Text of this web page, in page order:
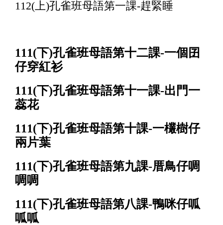
112(上)孔雀班母語第一課-趕緊睡
111(下)孔雀班母語第十二課-一個囝
仔穿紅衫
111(下)孔雀班母語第十一課-出門一
蕊花
111(下)孔雀班母語第十課-一欉樹仔
兩片葉
111(下)孔雀班母語第九課-厝鳥仔啁
啁啁
111(下)孔雀班母語第八課-鴨咪仔呱
呱呱